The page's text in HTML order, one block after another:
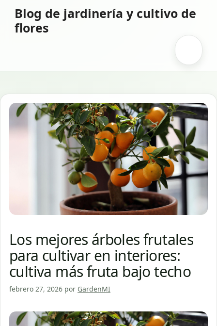
contenido
Blog de jardinería y cultivo de
flores
Los mejores árboles frutales
para cultivar en interiores:
cultiva más fruta bajo techo
febrero 27, 2026 por GardenMI